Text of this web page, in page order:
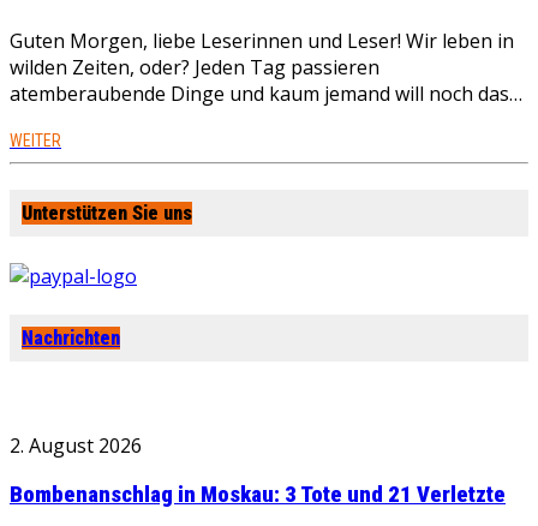
Guten Morgen, liebe Leserinnen und Leser! Wir leben in
wilden Zeiten, oder? Jeden Tag passieren
atemberaubende Dinge und kaum jemand will noch das…
WEITER
Unterstützen Sie uns
Nachrichten
2. August 2026
Bombenanschlag in Moskau: 3 Tote und 21 Verletzte